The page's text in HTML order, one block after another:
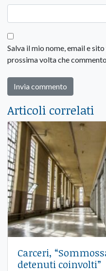
Salva il mio nome, email e
prossima volta che
Articoli correlati
Carceri,
detenuti coinvolti”